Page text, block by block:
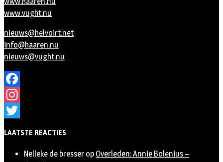
www.vught.nu
nieuws@helvoirt.net
info@haaren.nu
nieuws@vught.nu
Facebook
Instagram
LAATSTE REACTIES
Nelleke de bresser op Overleden: Annie Bolenius –